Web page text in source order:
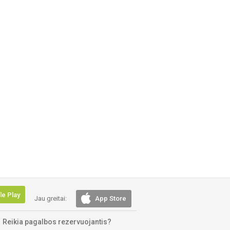
Play Jau greitai: App Store
Reikia pagalbos rezervuojantis?